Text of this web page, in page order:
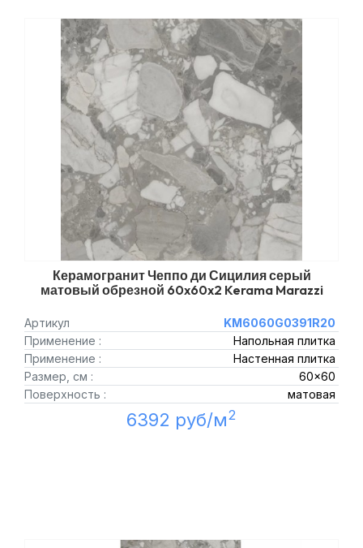
Керамогранит Чеппо ди Сицилия серый
матовый обрезной 60x60x2 Kerama Marazzi
Артикул
KM6060G0391R20
Применение :
Напольная плитка
Применение :
Настенная плитка
Размер, см :
60x60
Поверхность :
матовая
6392 руб/м2